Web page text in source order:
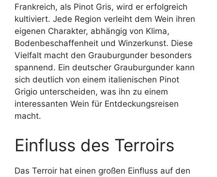
Frankreich, als Pinot Gris, wird er erfolgreich
kultiviert. Jede Region verleiht dem Wein ihren
eigenen Charakter, abhängig von Klima,
Bodenbeschaffenheit und Winzerkunst. Diese
Vielfalt macht den Grauburgunder besonders
spannend. Ein deutscher Grauburgunder kann
sich deutlich von einem italienischen Pinot
Grigio unterscheiden, was ihn zu einem
interessanten Wein für Entdeckungsreisen
macht.
Einfluss des Terroirs
Das Terroir hat einen großen Einfluss auf den